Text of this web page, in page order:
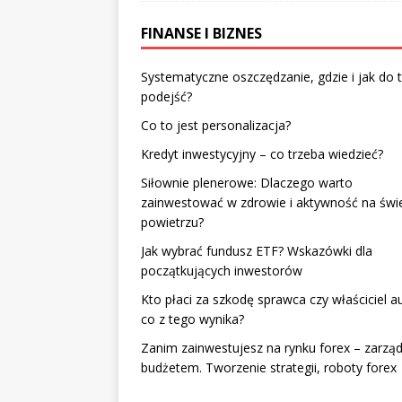
FINANSE I BIZNES
Systematyczne oszczędzanie, gdzie i jak do
podejść?
Co to jest personalizacja?
Kredyt inwestycyjny – co trzeba wiedzieć?
Siłownie plenerowe: Dlaczego warto
zainwestować w zdrowie i aktywność na
powietrzu?
Jak wybrać fundusz ETF? Wskazówki dla
początkujących inwestorów
Kto płaci za szkodę sprawca czy właściciel
co z tego wynika?
Zanim zainwestujesz na rynku forex –
budżetem. Tworzenie strategii, roboty forex